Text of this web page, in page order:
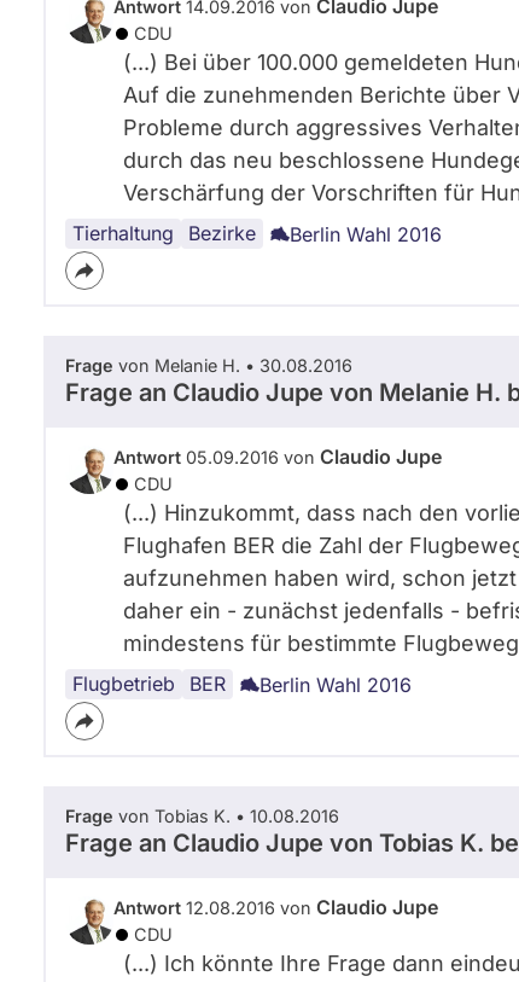
Antwort 14.09.2016 von Claudio Jupe
CDU
(...) Bei über 100.000 gemeldeten
Auf die zunehmenden Berichte über
Probleme durch aggressives
durch das neu beschlossene
Verschärfung der Vorschriften für
Tierhaltung Bezirke
Umwelt
Tierschutz
Berlin Berlin Wahl 2016
Frage von Melanie H. • 30.08.2016
Frage an Claudio Jupe von Melanie H.
Antwort 05.09.2016 von Claudio Jupe
CDU
(...) Hinzukommt, dass nach den
Flughafen BER die Zahl der
aufzunehmen haben wird, schon
daher ein - zunächst jedenfalls -
mindestens für bestimmte
Flugbetrieb BER
Berlin Berlin Wahl 2016
Frage von Tobias K. • 10.08.2016
Frage an Claudio Jupe von Tobias K.
Antwort 12.08.2016 von Claudio Jupe
CDU
(...) Ich könnte Ihre Frage dann